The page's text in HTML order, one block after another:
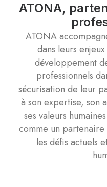
ATONA,
ATONA
dans leurs
développement
professionnels
sécurisation de leur
à son expertise, son
ses valeurs
comme un
les défis actuels